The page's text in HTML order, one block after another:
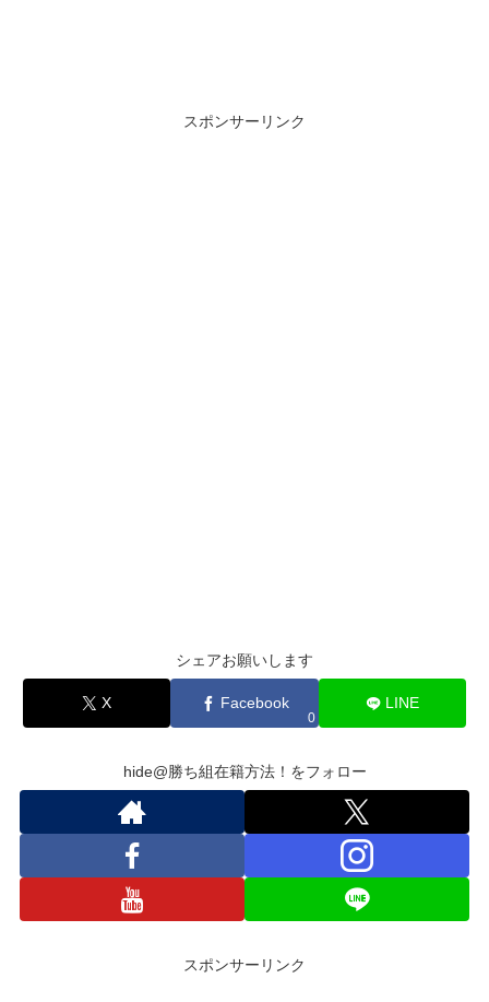
スポンサーリンク
シェアお願いします
X Facebook
0
LINE
hide@勝ち組在籍方法！をフォロー
スポンサーリンク